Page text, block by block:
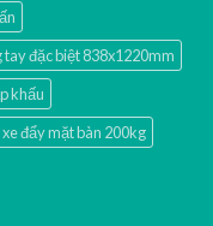
tay đặc biệt 838x1220mm
khấu
xe đẩy mặt bàn 200kg